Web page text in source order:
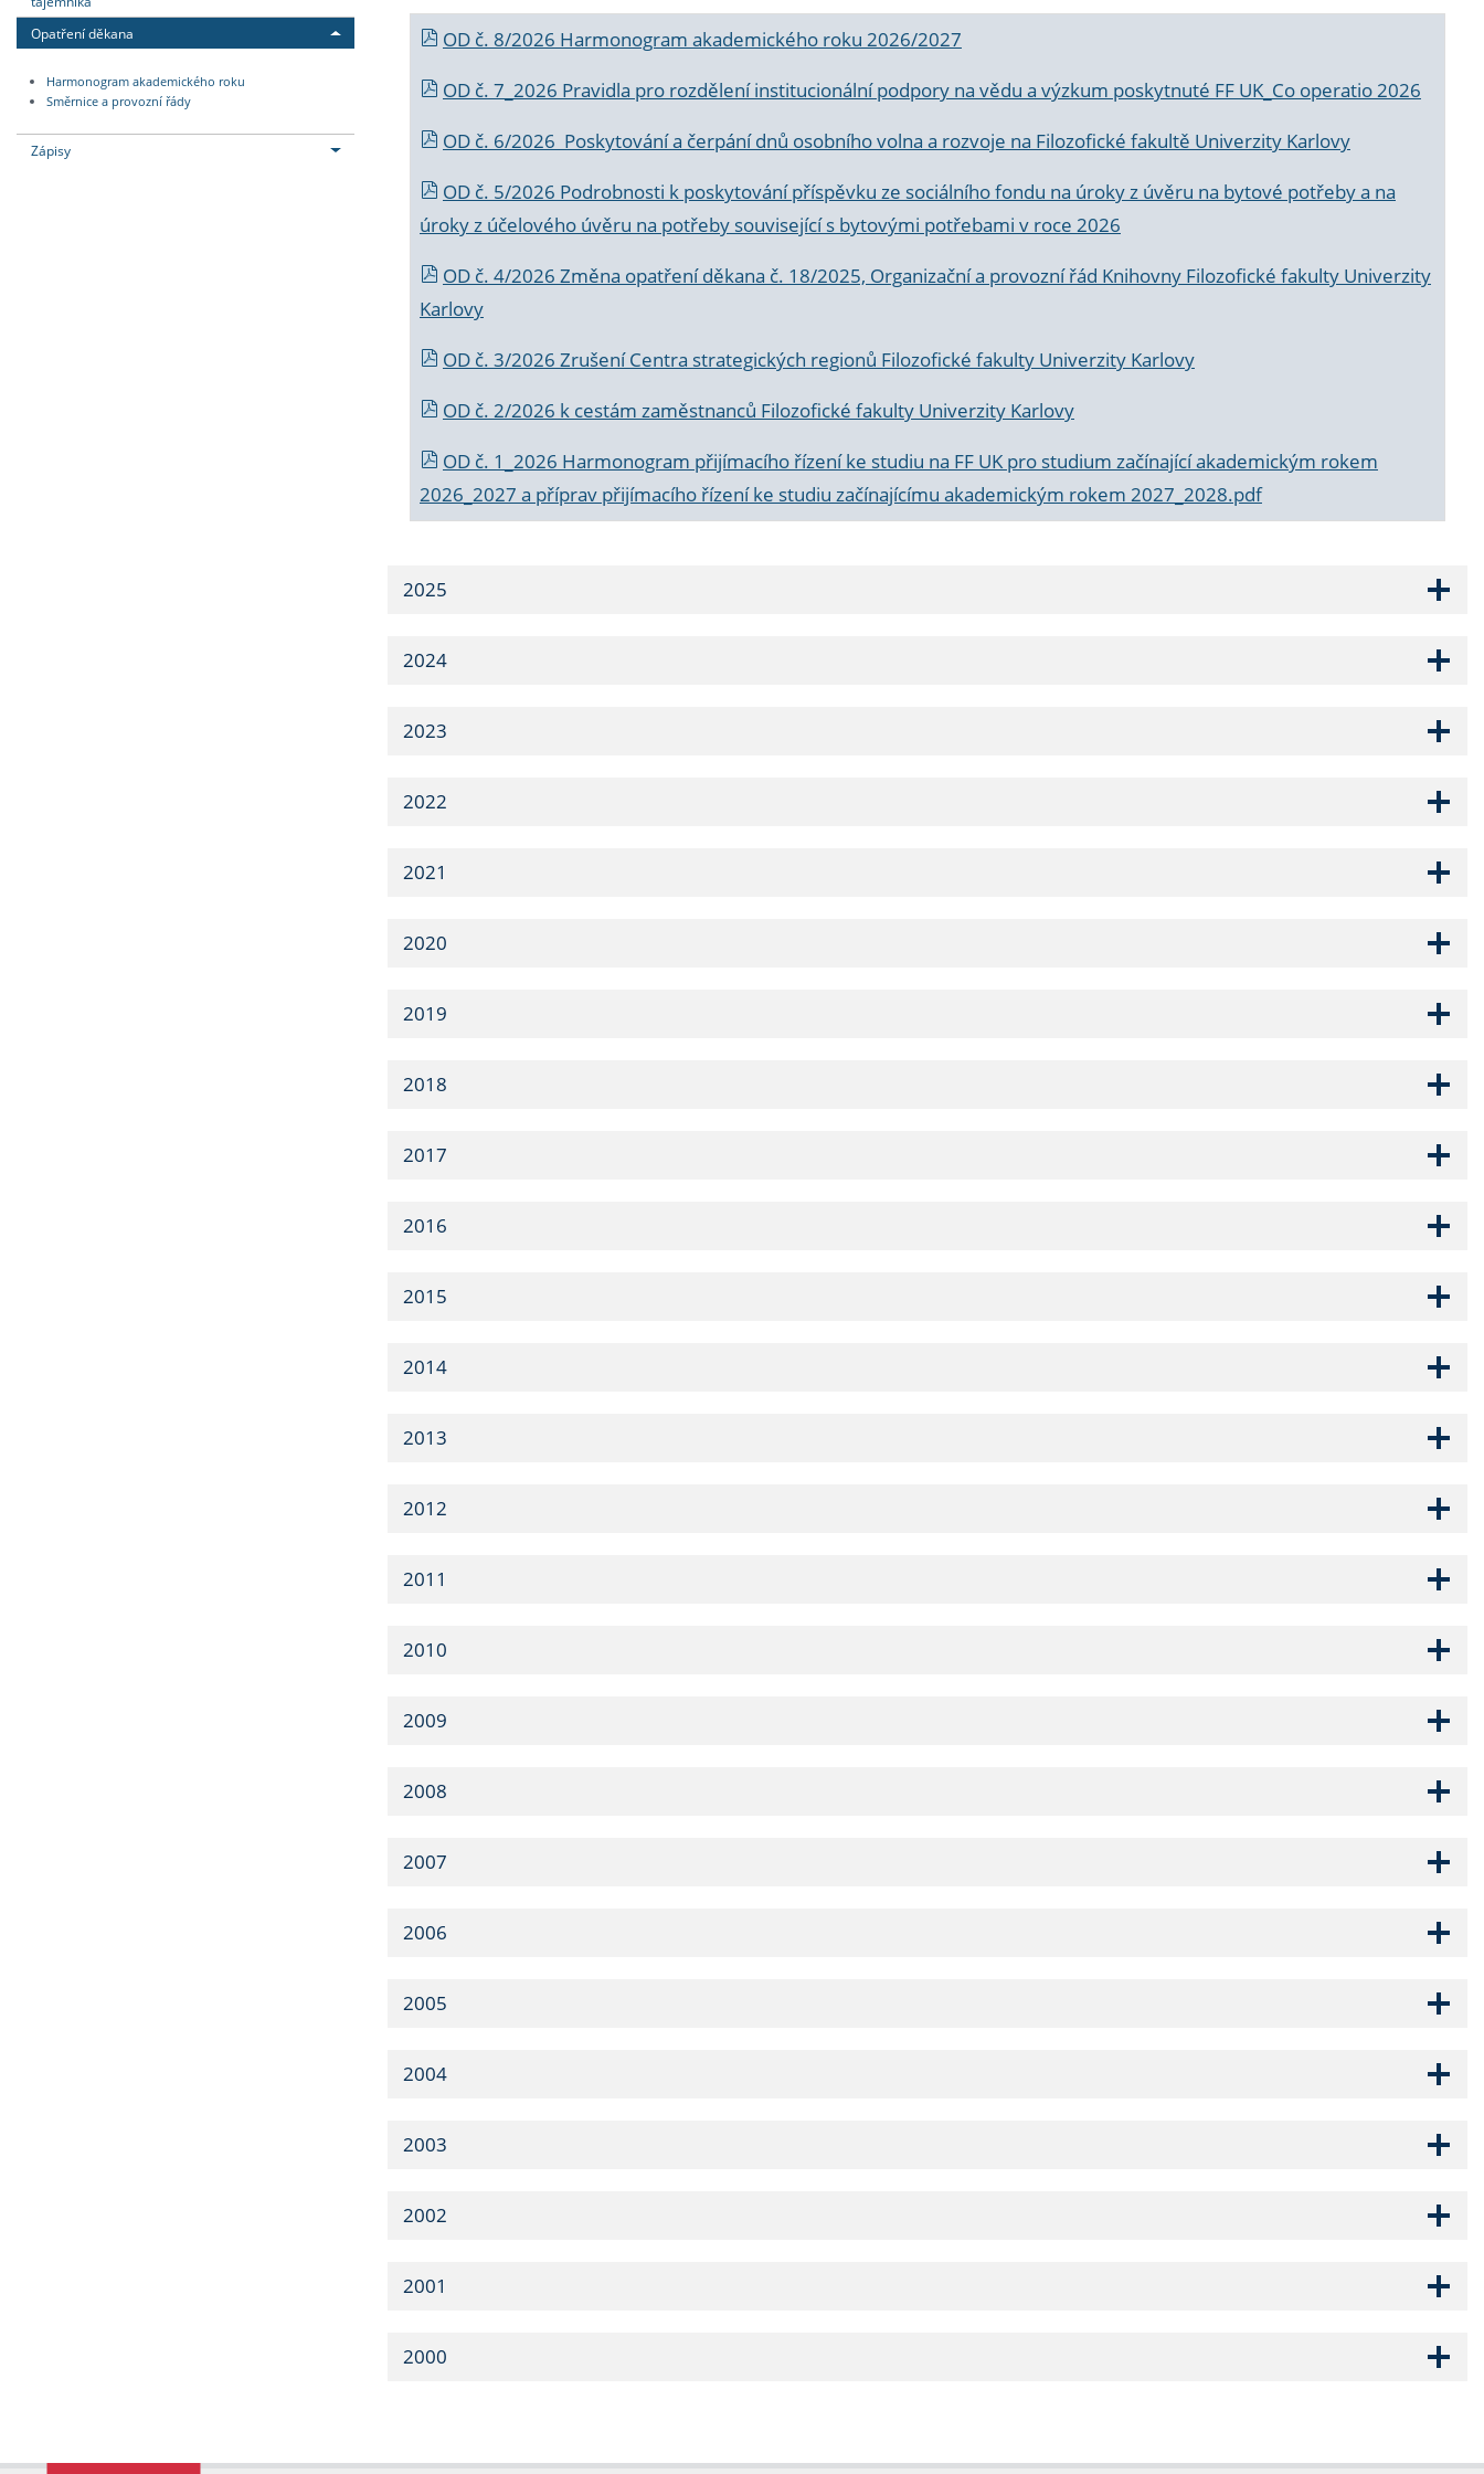
Opatření děkana
Harmonogram akademického roku
Směrnice a provozní řády
Zápisy
OD č. 8/2026 Harmonogram akademického roku 2026/2027
OD č. 7_2026 Pravidla pro rozdělení institucionální podpory na vědu a výzkum poskytnuté FF UK_Co operatio 2026
OD č. 6/2026 Poskytování a čerpání dnů osobního volna a rozvoje na Filozofické fakultě Univerzity Karlovy
OD č. 5/2026 Podrobnosti k poskytování příspěvku ze sociálního fondu na úroky z úvěru na bytové potřeby a na
úroky z účelového úvěru na potřeby související s bytovými potřebami v roce 2026
OD č. 4/2026 Změna opatření děkana č. 18/2025, Organizační a provozní řád Knihovny Filozofické fakulty Univerzity
Karlovy
OD č. 3/2026 Zrušení Centra strategických regionů Filozofické fakulty Univerzity Karlovy
OD č. 2/2026 k cestám zaměstnanců Filozofické fakulty Univerzity Karlovy
OD č. 1_2026 Harmonogram přijímacího řízení ke studiu na FF UK pro studium začínající akademickým rokem
2026_2027 a příprav přijímacího řízení ke studiu začínajícímu akademickým rokem 2027_2028.pdf
2025
2024
2023
2022
2021
2020
2019
2018
2017
2016
2015
2014
2013
2012
2011
2010
2009
2008
2007
2006
2005
2004
2003
2002
2001
2000